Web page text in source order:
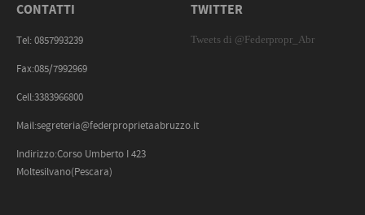
CONTATTI
Tel: 0857993239
Fax:085/7992969
Cell:3383966800
Mail:segreteria@federproprietaabruzzo.it
Indirizzo:Corso Umberto I 423
Moltesilvano(Pescara)
TWITTER
Tweets di @Federpropr_Abr